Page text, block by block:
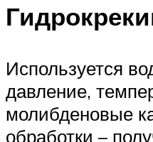
Используется
давление,
молибденовые
обработки –